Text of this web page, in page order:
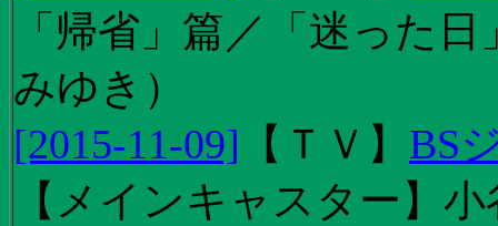
「帰省」篇／「迷った
みゆき）
[2015-11-09] 【 ＴＶ 】 BS
【メインキャスター】